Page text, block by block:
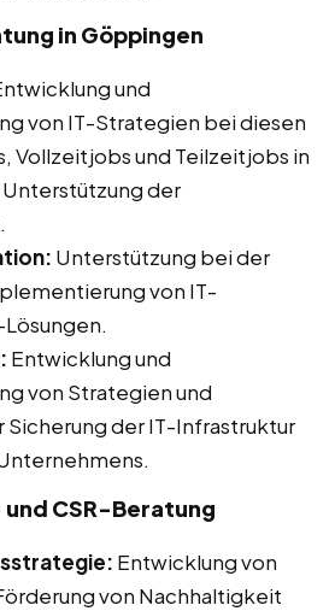
in Göppingen
und
von IT-Strategien bei diesen
Vollzeitjobs und Teilzeitjobs in
der
Unterstützung bei der
von IT-
Entwicklung und
von Strategien und
Sicherung der IT-Infrastruktur
CSR-Beratung
Entwicklung von
von Nachhaltigkeit